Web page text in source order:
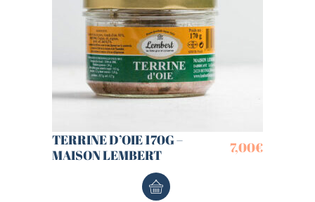
TERRINE D’OIE 170G –
MAISON LEMBERT
7,00€